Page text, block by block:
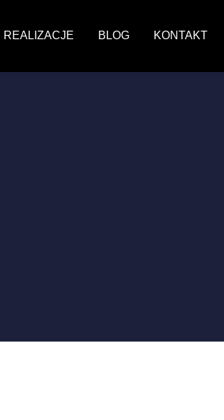
REALIZACJE BLOG KONTAKT